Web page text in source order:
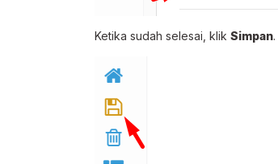
Ketika sudah selesai, klik Simpan.